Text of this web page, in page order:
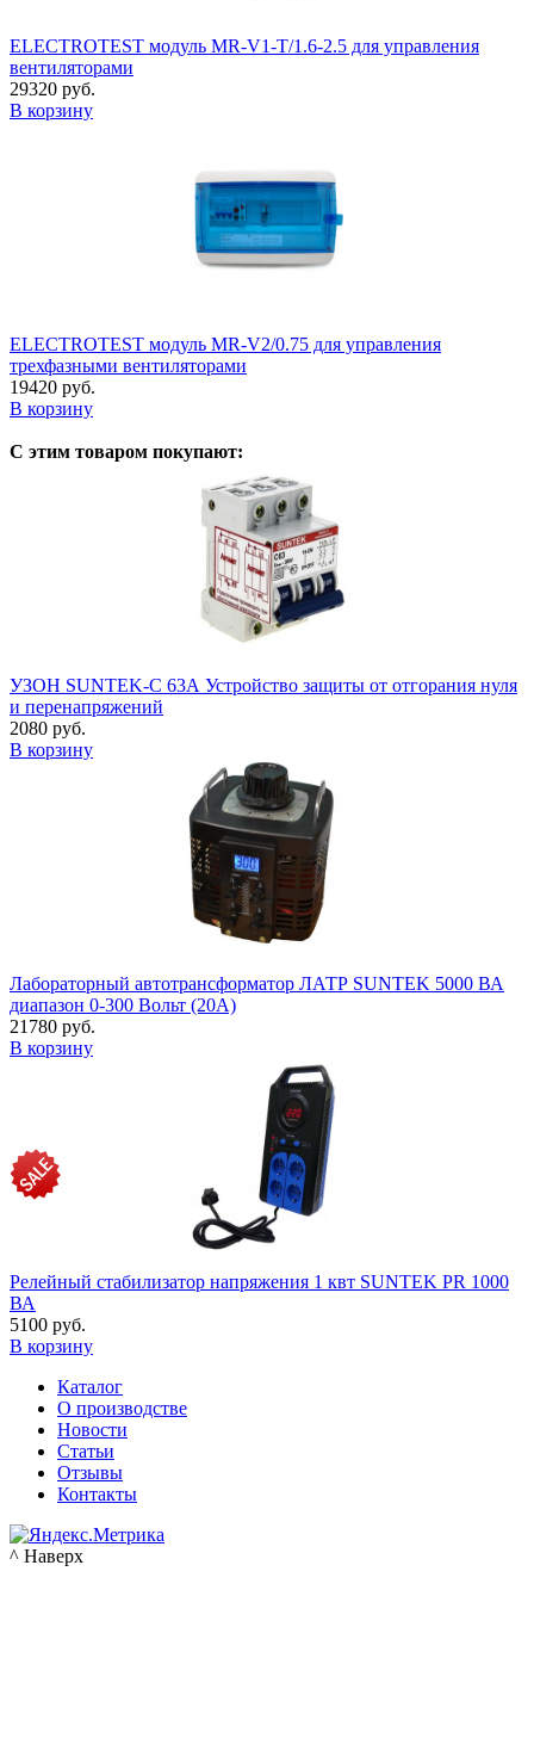
ELECTROTEST модуль MR-V1-T/1.6-2.5 для управления
вентиляторами
29320 руб.
В корзину
ELECTROTEST модуль MR-V2/0.75 для управления
трехфазными вентиляторами
19420 руб.
В корзину
С этим товаром покупают:
УЗОН SUNTEK-C 63А Устройство защиты от отгорания нуля
и перенапряжений
2080 руб.
В корзину
Лабораторный автотрансформатор ЛАТР SUNTEK 5000 ВА
диапазон 0-300 Вольт (20А)
21780 руб.
В корзину
Релейный стабилизатор напряжения 1 квт SUNTEK PR 1000
ВА
5100 руб.
В корзину
Каталог
О производстве
Новости
Статьи
Отзывы
Контакты
^ Наверх